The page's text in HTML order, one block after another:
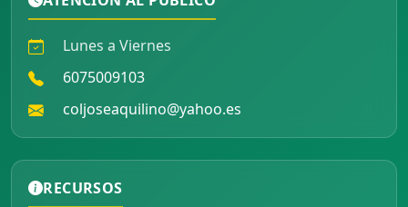
Lunes a Viernes
6075009103
coljoseaquilino@yahoo.es
RECURSOS